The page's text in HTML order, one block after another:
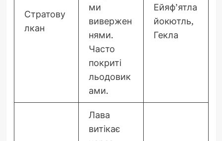
Стратову
лкан
ми
вивержен
нями.
Часто
покриті
льодовик
ами.
Ейяф’ятла
йокютль,
Гекла
Лава
витікає